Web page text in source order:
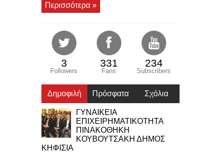
Περισσότερα »
3
Followers
331
Fans
234
Subscribers
Δημοφιλή Πρόσφατα Σχόλια
ΓΥΝΑΙΚΕΙΑ
ΕΠΙΧΕΙΡΗΜΑΤΙΚΟΤΗΤΑ
ΠΙΝΑΚΟΘΗΚΗ
ΚΟΥΒΟΥΤΣΑΚΗ ΔΗΜΟΣ
ΚΗΦΙΣΙΑ